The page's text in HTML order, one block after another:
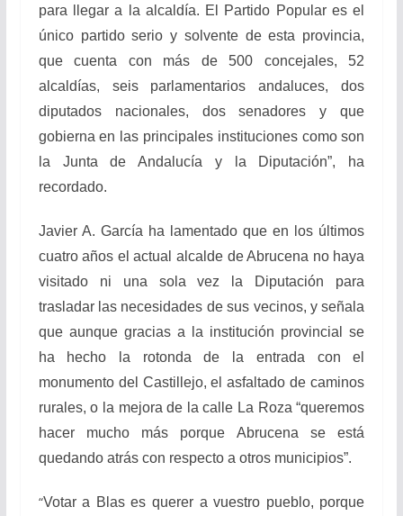
para llegar a la alcaldía. El Partido Popular es el
único partido serio y solvente de esta provincia,
que cuenta con más de 500 concejales, 52
alcaldías, seis parlamentarios andaluces, dos
diputados nacionales, dos senadores y que
gobierna en las principales instituciones como son
la Junta de Andalucía y la Diputación”, ha
recordado.
Javier A. García ha lamentado que en los últimos
cuatro años el actual alcalde de Abrucena no haya
visitado ni una sola vez la Diputación para
trasladar las necesidades de sus vecinos, y señala
que aunque gracias a la institución provincial se
ha hecho la rotonda de la entrada con el
monumento del Castillejo, el asfaltado de caminos
rurales, o la mejora de la calle La Roza “queremos
hacer mucho más porque Abrucena se está
quedando atrás con respecto a otros municipios”.
“Votar a Blas es querer a vuestro pueblo, porque